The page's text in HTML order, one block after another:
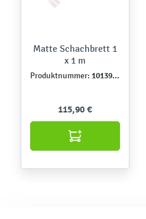
Matte Schachbrett 1
x 1 m
Produktnummer: 101393PU
115,90 €